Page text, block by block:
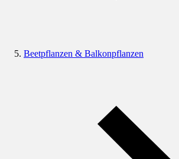
Beetpflanzen & Balkonpflanzen